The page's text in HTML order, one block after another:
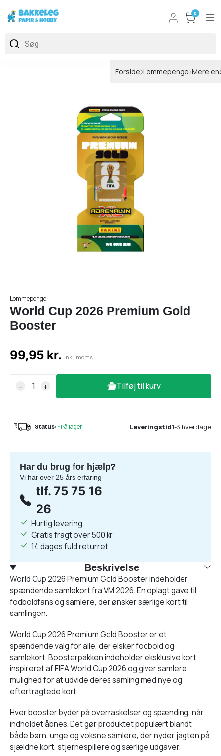
0
Forside Lommepenge Mere
Lommepenge
World Cup 2026 Premium Gold
Booster
99,95 kr. Inkl. moms
- + Tilføj til kurv
Status: •På lager Leveringstid1-3 hverdage
Har du brug for hjælp?
Vi har over 25 års erfaring
tlf. 75 75 16
26
Hurtig levering
Gratis fragt over 500 kr
14 dages fuld returret
Beskrivelse
World Cup 2026 Premium Gold Booster indeholder
spændende samlekort fra VM 2026. En oplagt gave til
fodboldfans og samlere, der ønsker særlige kort til
samlingen.
World Cup 2026 Premium Gold Booster er et
spændende valg for alle, der elsker fodbold og
samlekort. Boosterpakken indeholder eksklusive kort
inspireret af FIFA World Cup 2026 og giver samlere
mulighed for at udvide deres samling med nye og
eftertragtede kort.
Hver booster byder på overraskelser og spænding, når
indholdet åbnes. Det gør produktet populært blandt
både børn, unge og voksne samlere, der nyder jagten på
sjældne kort, stjernespillere og særlige udgaver.